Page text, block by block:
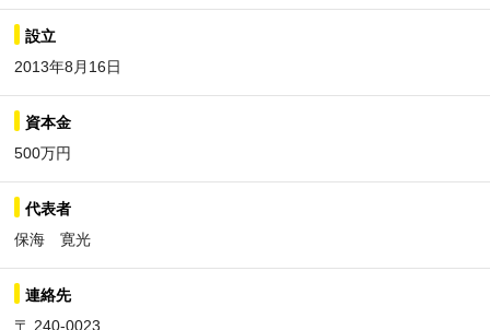
設立
2013年8月16日
資本金
500万円
代表者
保海 寛光
連絡先
〒 240-0023